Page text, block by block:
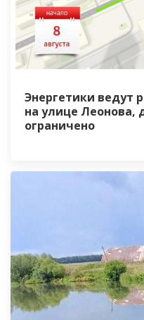
Энергетики ведут
на улице Леонова,
ограничено